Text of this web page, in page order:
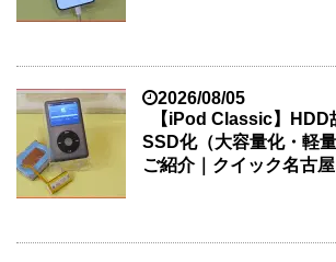
2026/08/05
【iPod Classic】HDD
SSD化（大容量化・軽
ご紹介｜クイック名古屋